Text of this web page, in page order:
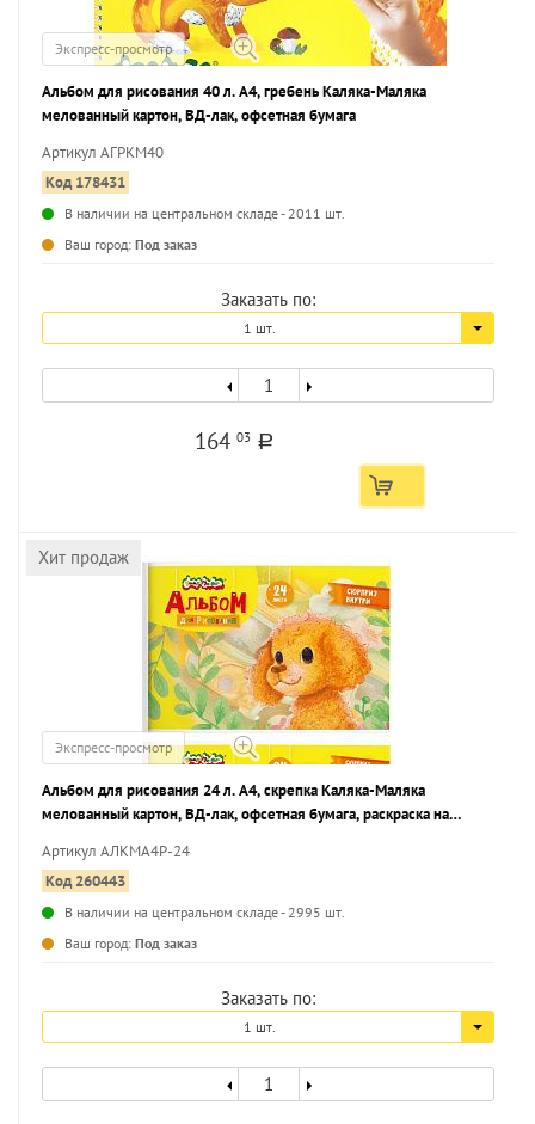
Экспресс-просмотр
Альбом для рисования 40 л. А4, гребень Каляка-Маляка
мелованный картон, ВД-лак, офсетная бумага
Артикул АГРКМ40
Код 178431
В наличии на центральном складе - 2011 шт.
Ваш город: Под заказ
Заказать по:
1 шт.
16403 a
Хит продаж
Экспресс-просмотр
Альбом для рисования 24 л. А4, скрепка Каляка-Маляка
мелованный картон, ВД-лак, офсетная бумага, раскраска на
Артикул АЛКМА4Р-24
Код 260443
В наличии на центральном складе - 2995 шт.
Ваш город: Под заказ
Заказать по:
1 шт.